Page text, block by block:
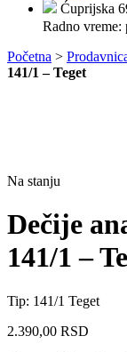
Ćuprijska
Radno vreme:
Početna >
141/1 – Teget
Na stanju
Dečije
141/1 –
Tip: 141/1 Teget
2.390,00 RSD